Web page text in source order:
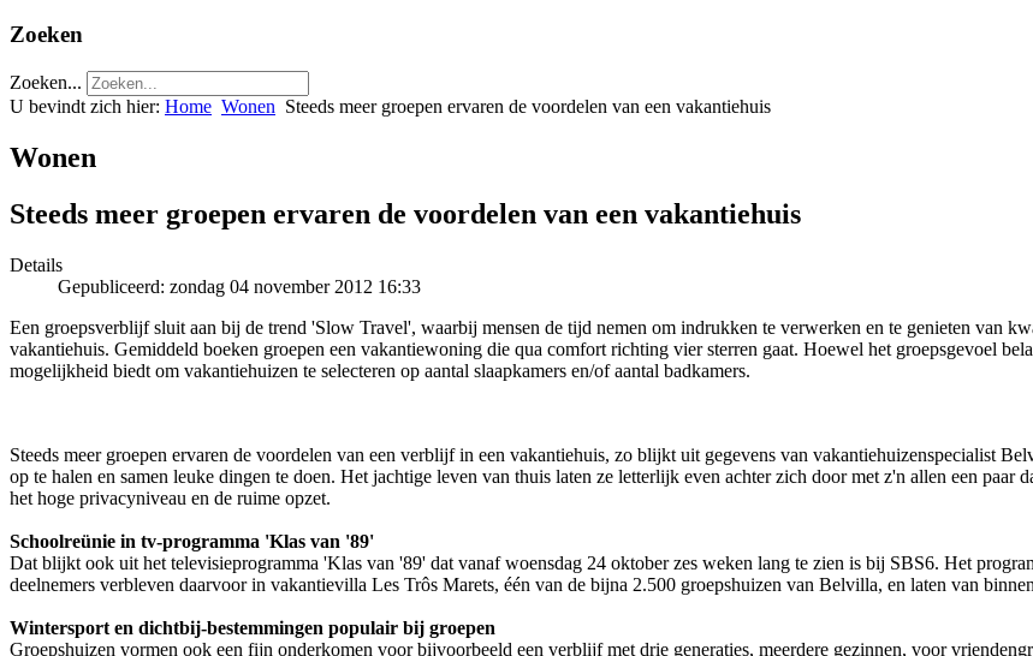
Zoeken
Zoeken...
U bevindt zich hier: Home Wonen Steeds meer groepen ervaren de voordelen van een vakantiehuis
Wonen
Steeds meer groepen ervaren de voordelen van een vakantiehuis
Details
Gepubliceerd: zondag 04 november 2012 16:33
Een groepsverblijf sluit aan bij de trend 'Slow Travel', waarbij mensen de tijd nemen om indrukken te verwerken en te genieten van
vakantiehuis. Gemiddeld boeken groepen een vakantiewoning die qua comfort richting vier sterren gaat. Hoewel het groepsgevoel
mogelijkheid biedt om vakantiehuizen te selecteren op aantal slaapkamers en/of aantal badkamers.
Steeds meer groepen ervaren de voordelen van een verblijf in een vakantiehuis, zo blijkt uit gegevens van vakantiehuizenspecialist
op te halen en samen leuke dingen te doen. Het jachtige leven van thuis laten ze letterlijk even achter zich door met z'n allen een paar
het hoge privacyniveau en de ruime opzet.
Schoolreünie in tv-programma 'Klas van '89'
Dat blijkt ook uit het televisieprogramma 'Klas van '89' dat vanaf woensdag 24 oktober zes weken lang te zien is bij SBS6. Het
deelnemers verbleven daarvoor in vakantievilla Les Trôs Marets, één van de bijna 2.500 groepshuizen van Belvilla, en laten van
Wintersport en dichtbij-bestemmingen populair bij groepen
Groepshuizen vormen ook een fijn onderkomen voor bijvoorbeeld een verblijf met drie generaties, meerdere gezinnen, voor